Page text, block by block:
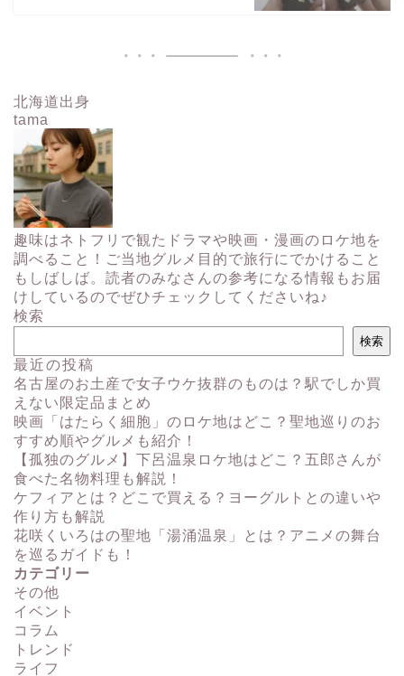
北海道出身
tama
趣味はネトフリで観たドラマや映画・漫画のロケ地を
調べること！ご当地グルメ目的で旅行にでかけること
もしばしば。読者のみなさんの参考になる情報もお届
けしているのでぜひチェックしてくださいね♪
検索
検索
最近の投稿
名古屋のお土産で女子ウケ抜群のものは？駅でしか買
えない限定品まとめ
映画「はたらく細胞」のロケ地はどこ？聖地巡りのお
すすめ順やグルメも紹介！
【孤独のグルメ】下呂温泉ロケ地はどこ？五郎さんが
食べた名物料理も解説！
ケフィアとは？どこで買える？ヨーグルトとの違いや
作り方も解説
花咲くいろはの聖地「湯涌温泉」とは？アニメの舞台
を巡るガイドも！
カテゴリー
その他
イベント
コラム
トレンド
ライフ